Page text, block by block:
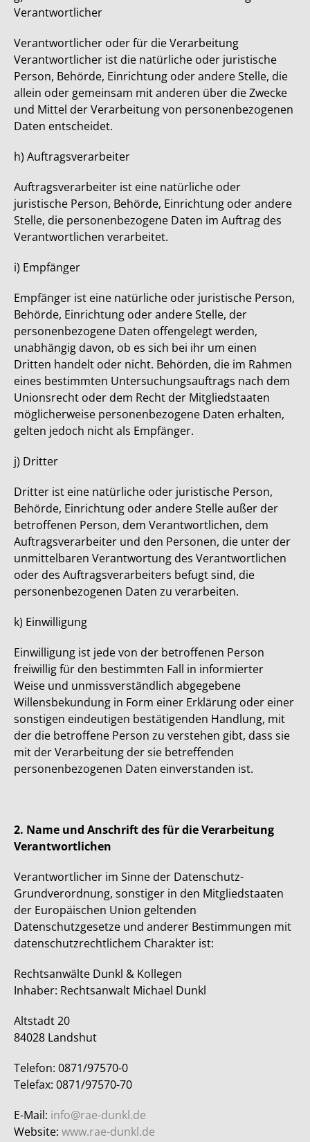
Verantwortlicher
Verantwortlicher oder für die Verarbeitung
Verantwortlicher ist die natürliche oder juristische
Person, Behörde, Einrichtung oder andere Stelle, die
allein oder gemeinsam mit anderen über die Zwecke
und Mittel der Verarbeitung von personenbezogenen
Daten entscheidet.
h) Auftragsverarbeiter
Auftragsverarbeiter ist eine natürliche oder
juristische Person, Behörde, Einrichtung oder andere
Stelle, die personenbezogene Daten im Auftrag des
Verantwortlichen verarbeitet.
i) Empfänger
Empfänger ist eine natürliche oder juristische Person,
Behörde, Einrichtung oder andere Stelle, der
personenbezogene Daten offengelegt werden,
unabhängig davon, ob es sich bei ihr um einen
Dritten handelt oder nicht. Behörden, die im Rahmen
eines bestimmten Untersuchungsauftrags nach dem
Unionsrecht oder dem Recht der Mitgliedstaaten
möglicherweise personenbezogene Daten erhalten,
gelten jedoch nicht als Empfänger.
j) Dritter
Dritter ist eine natürliche oder juristische Person,
Behörde, Einrichtung oder andere Stelle außer der
betroffenen Person, dem Verantwortlichen, dem
Auftragsverarbeiter und den Personen, die unter der
unmittelbaren Verantwortung des Verantwortlichen
oder des Auftragsverarbeiters befugt sind, die
personenbezogenen Daten zu verarbeiten.
k) Einwilligung
Einwilligung ist jede von der betroffenen Person
freiwillig für den bestimmten Fall in informierter
Weise und unmissverständlich abgegebene
Willensbekundung in Form einer Erklärung oder einer
sonstigen eindeutigen bestätigenden Handlung, mit
der die betroffene Person zu verstehen gibt, dass sie
mit der Verarbeitung der sie betreffenden
personenbezogenen Daten einverstanden ist.
2. Name und Anschrift des für die Verarbeitung
Verantwortlichen
Verantwortlicher im Sinne der Datenschutz-
Grundverordnung, sonstiger in den Mitgliedstaaten
der Europäischen Union geltenden
Datenschutzgesetze und anderer Bestimmungen mit
datenschutzrechtlichem Charakter ist:
Rechtsanwälte Dunkl & Kollegen
Inhaber: Rechtsanwalt Michael Dunkl
Altstadt 20
84028 Landshut
Telefon: 0871/97570-0
Telefax: 0871/97570-70
E-Mail: info@rae-dunkl.de
Website: www.rae-dunkl.de